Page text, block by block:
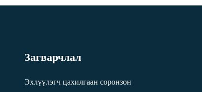
Загварчлал
Эхлүүлэгч цахилгаан соронзон